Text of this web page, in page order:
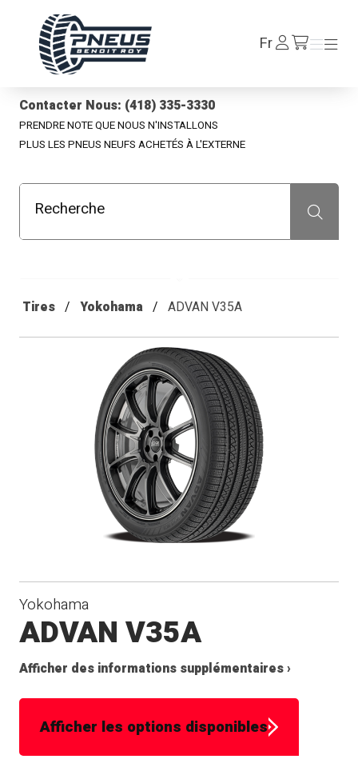
FrSe
connecter/fr/cart
Menu
Menu
Contacter Nous: (418) 335-3330
PRENDRE NOTE QUE NOUS N'INSTALLONS
PLUS LES PNEUS NEUFS ACHETÉS À L'EXTERNE
Recherche Recherche
Tires Yokohama ADVAN V35A
Yokohama
ADVAN V35A
Afficher des informations supplémentaires ›
Afficher les options disponibles